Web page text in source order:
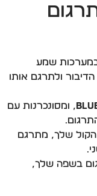
שמע
ולתרגם אותו
, ומסונכרנות עם
הקול שלך, מתרגם
בשפה שלך,